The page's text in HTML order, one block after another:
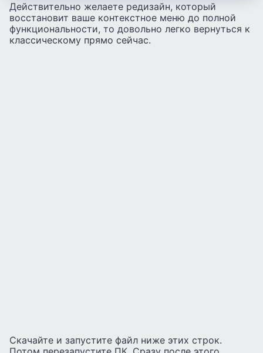
Действительно желаете редизайн, который
восстановит ваше контекстное меню до полной
функциональности, то довольно легко вернуться к
классическому прямо сейчас.
Скачайте и запустите файл ниже этих строк.